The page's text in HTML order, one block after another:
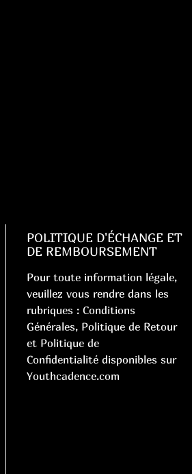
POLITIQUE D'ÉCHANGE ET
DE REMBOURSEMENT
Pour toute information légale,
veuillez vous rendre dans les
rubriques : Conditions
Générales, Politique de Retour
et Politique de
Confidentialité disponibles sur
Youthcadence.com